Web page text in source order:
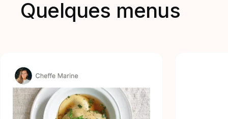
Quelques menus